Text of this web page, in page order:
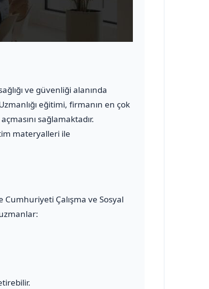
ve güvenliği alanında
eğitimi, firmanın en çok
sağlamaktadır.
materyalleri ile
Cumhuriyeti Çalışma ve Sosyal